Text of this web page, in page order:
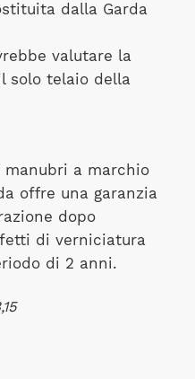
dalla Garda
valutare la
solo telaio della
a marchio
offre una garanzia
dopo
di verniciatura
di 2 anni.